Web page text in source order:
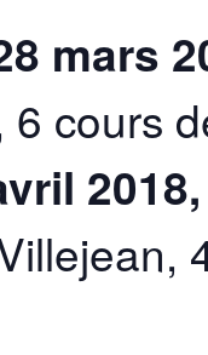
mars
cours